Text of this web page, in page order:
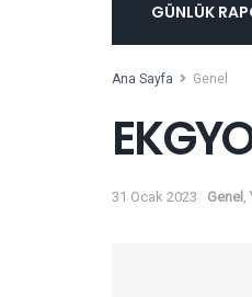
GÜNLÜK
Ana Sayfa Genel
31 Ocak 2023 Genel